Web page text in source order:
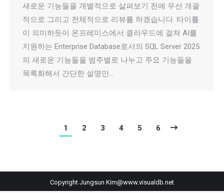
새로운 기능들을 개별적으로 살펴보기 전에 우선 개괄
적으로 그리고 전체적으로 리뷰를 하겠습니다. 타이틀
이 의미하듯이 온프레미스에서 클라우드에 걸쳐 AI를
지원하는 Enterprise Database로서의 SQL Server 2025
의 새로운 기능들을 범주별로 나누고 주요 기능들을
목록화해서 간단한 설명만…
1 2 3 4 5 6
Copyright Jungsun Kim@www.visualdb.net